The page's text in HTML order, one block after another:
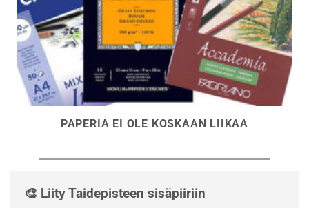
PAPERIA EI OLE KOSKAAN LIIKAA
🎨 Liity Taidepisteen sisäpiiriin